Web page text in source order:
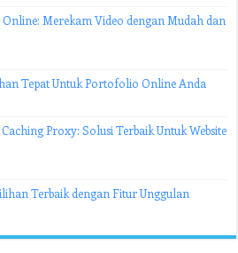
Merekam Video dengan Mudah dan
Tepat Untuk Portofolio Online Anda
Proxy: Solusi Terbaik Untuk Website
Terbaik dengan Fitur Unggulan